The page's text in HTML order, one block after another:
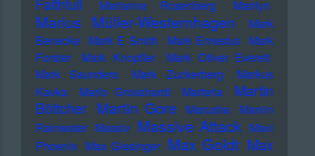
Faithfull
Marianne Rosenberg Marilyn
Marius Müller-Westernhagen
Mark
Benecke Mark E Smith Mark Ernestus Mark
Forster
Mark Knopfler
Mark Oliver Everett
Mark Saunders
Mark Zuckerberg
Markus
Kavka
Marlo Grosshardt Marteria
Martin
Böttcher Martin Gore Marusha
Marvin
Rainwater Massiv Massive Attack Mavi
Phoenix Max Giesinger Max Goldt Max